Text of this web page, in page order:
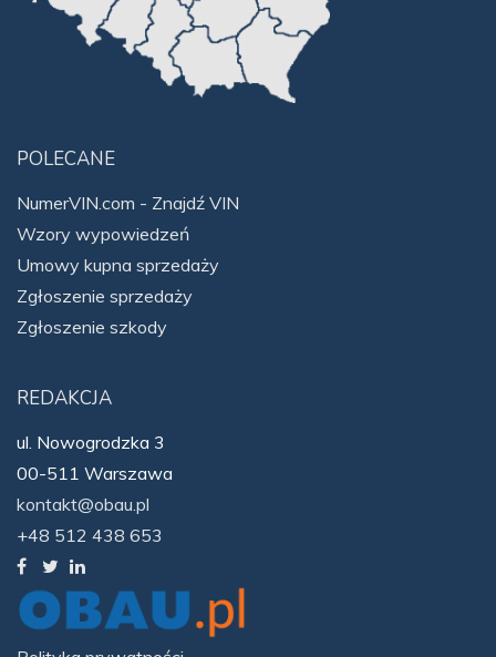
POLECANE
NumerVIN.com - Znajdź VIN
Wzory wypowiedzeń
Umowy kupna sprzedaży
Zgłoszenie sprzedaży
Zgłoszenie szkody
REDAKCJA
ul. Nowogrodzka 3
00-511 Warszawa
kontakt@obau.pl
+48 512 438 653